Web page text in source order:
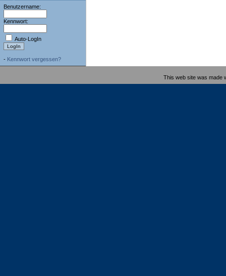
Benutzername:
Kennwort:
Auto-LogIn
- Kennwort vergessen?
This web site was made